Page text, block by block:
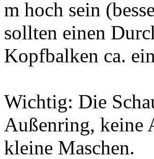
m hoch sein
sollten einen
Kopfbalken ca.
Wichtig: Die
Außenring, keine
kleine Maschen.